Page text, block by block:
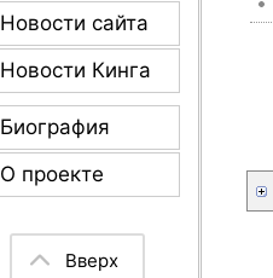
Новости сайта
Новости Кинга
Биография
О проекте
Вверх